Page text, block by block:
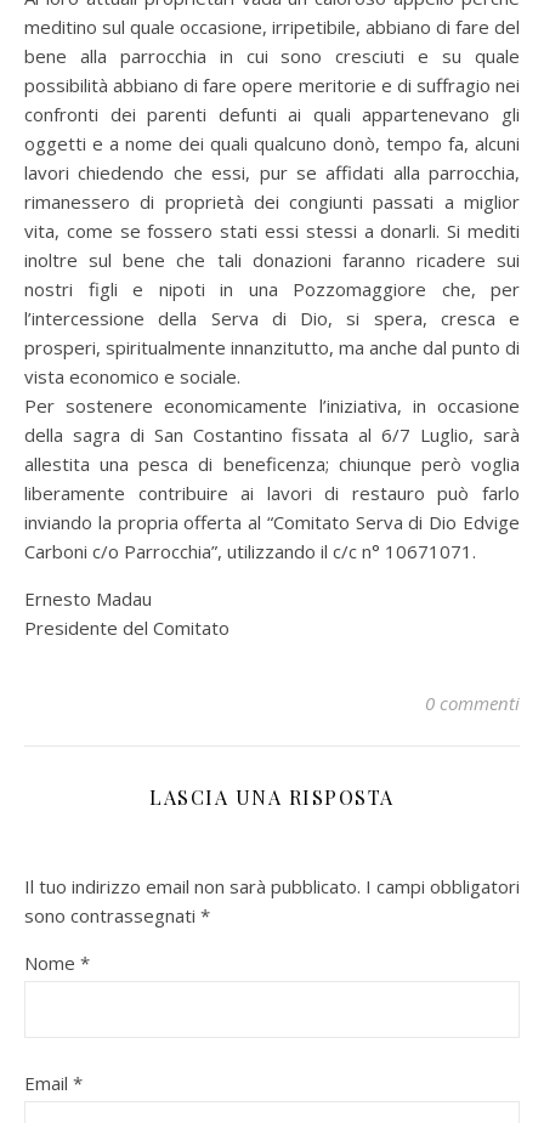
meditino sul quale occasione, irripetibile, abbiano di fare del
bene alla parrocchia in cui sono cresciuti e su quale
possibilità abbiano di fare opere meritorie e di suffragio nei
confronti dei parenti defunti ai quali appartenevano gli
oggetti e a nome dei quali qualcuno donò, tempo fa, alcuni
lavori chiedendo che essi, pur se affidati alla parrocchia,
rimanessero di proprietà dei congiunti passati a miglior
vita, come se fossero stati essi stessi a donarli. Si mediti
inoltre sul bene che tali donazioni faranno ricadere sui
nostri figli e nipoti in una Pozzomaggiore che, per
l’intercessione della Serva di Dio, si spera, cresca e
prosperi, spiritualmente innanzitutto, ma anche dal punto di
vista economico e sociale.
Per sostenere economicamente l’iniziativa, in occasione
della sagra di San Costantino fissata al 6/7 Luglio, sarà
allestita una pesca di beneficenza; chiunque però voglia
liberamente contribuire ai lavori di restauro può farlo
inviando la propria offerta al “Comitato Serva di Dio Edvige
Carboni c/o Parrocchia”, utilizzando il c/c n° 10671071.
Ernesto Madau
Presidente del Comitato
0 commenti
LASCIA UNA RISPOSTA
Il tuo indirizzo email non sarà pubblicato. I campi obbligatori
sono contrassegnati *
Nome *
Email *